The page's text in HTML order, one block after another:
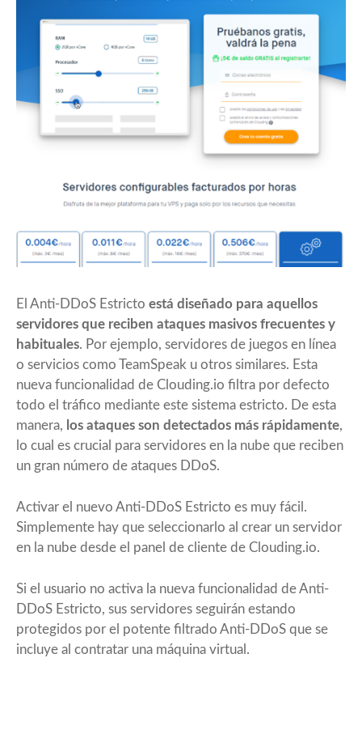
El Anti-DDoS Estricto está diseñado para aquellos
servidores que reciben ataques masivos frecuentes y
habituales. Por ejemplo, servidores de juegos en línea
o servicios como TeamSpeak u otros similares. Esta
nueva funcionalidad de Clouding.io filtra por defecto
todo el tráfico mediante este sistema estricto. De esta
manera, los ataques son detectados más rápidamente,
lo cual es crucial para servidores en la nube que reciben
un gran número de ataques DDoS.
Activar el nuevo Anti-DDoS Estricto es muy fácil .
Simplemente hay que seleccionarlo al crear un servidor
en la nube desde el panel de cliente de Clouding.io.
Si el usuario no activa la nueva funcionalidad de Anti-
DDoS Estricto, sus servidores seguirán estando
protegidos por el potente filtrado Anti-DDoS que se
incluye al contratar una máquina virtual.